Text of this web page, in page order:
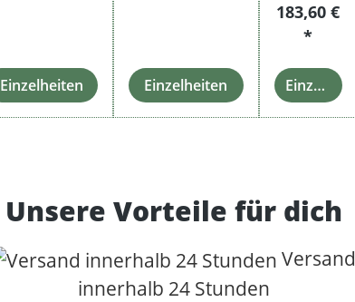
Einzelheiten Einzelheiten
183,60 €
*
Einzelheiten
Unsere Vorteile für dich
Versand
innerhalb 24 Stunden